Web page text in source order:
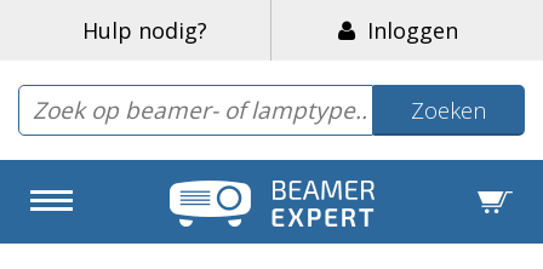
Hulp nodig? Inloggen
Zoeken